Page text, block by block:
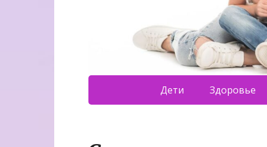
Дети Здоровье